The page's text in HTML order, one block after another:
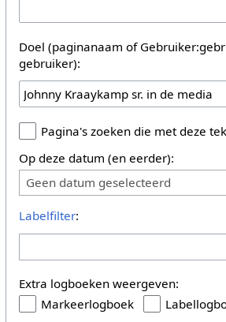
Doel (paginanaam of
gebruiker):
Pagina's zoeken die met deze
Op deze datum (en eerder):
Geen datum geselecteerd
Labelfilter:
Extra logboeken weergeven:
Markeerlogboek